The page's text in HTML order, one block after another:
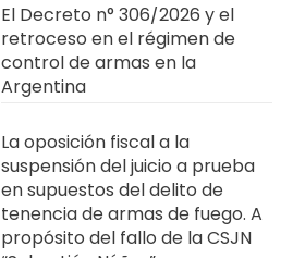
El Decreto n° 306/2026 y el
retroceso en el régimen de
control de armas en la
Argentina
La oposición fiscal a la
suspensión del juicio a prueba
en supuestos del delito de
tenencia de armas de fuego. A
propósito del fallo de la CSJN